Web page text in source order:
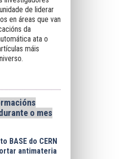
de liderar
en áreas que van
da
ata o
máis
o mes
BASE do CERN
antimateria